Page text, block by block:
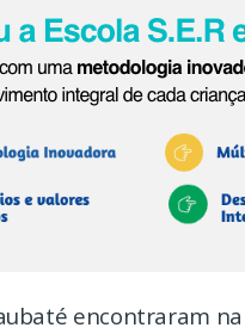
encontraram